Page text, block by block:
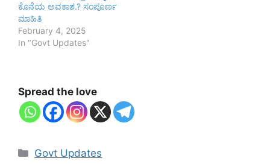
ಕೊನೆಯ ಅವಕಾಶ.? ಸಂಪೂರ್ಣ
ಮಾಹಿತಿ
February 4, 2025
In "Govt Updates"
Spread the love
Categories
Govt Updates